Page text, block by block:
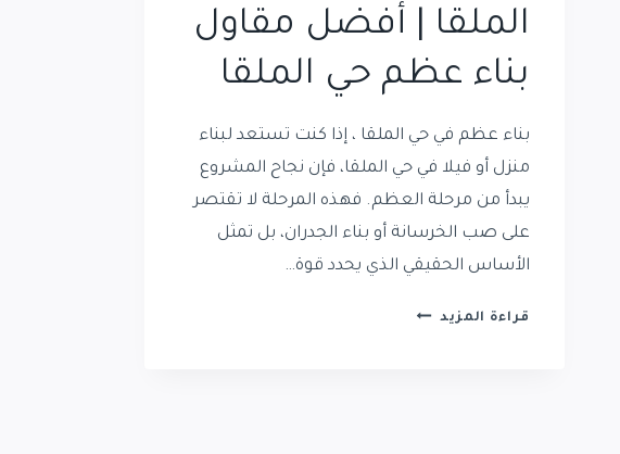
الملقا | أفضل مقاول
بناء عظم حي الملقا
بناء عظم في حي الملقا ، إذا كنت تستعد لبناء
منزل أو فيلا في حي الملقا، فإن نجاح المشروع
يبدأ من مرحلة العظم. فهذه المرحلة لا تقتصر
على صب الخرسانة أو بناء الجدران، بل تمثل
الأساس الحقيقي الذي يحدد قوة…
قراءة المزيد بناء